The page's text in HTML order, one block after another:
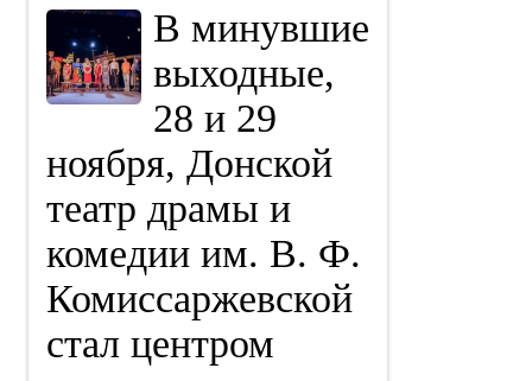
В минувшие
выходные,
28 и 29
ноября, Донской
театр драмы и
комедии им. В. Ф.
Комиссаржевской
стал центром